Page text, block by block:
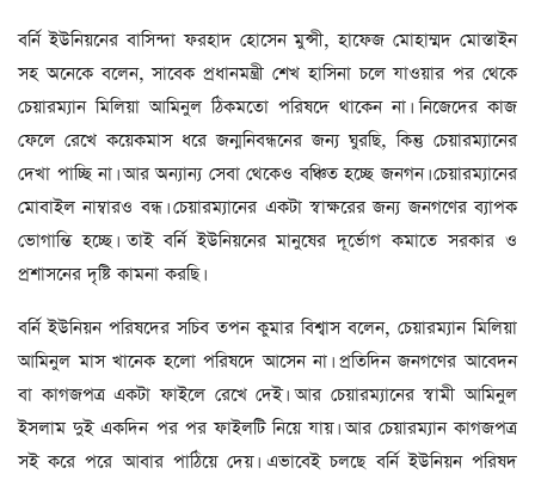
বর্নি ইউনিয়নের বাসিন্দা ফরহাদ হোসেন মুন্সী, হাফেজ মোহাম্মদ মোস্তাইন
সহ অনেকে বলেন, সাবেক প্রধানমন্ত্রী শেখ হাসিনা চলে যাওয়ার পর থেকে
চেয়ারম্যান মিলিয়া আমিনুল ঠিকমতো পরিষদে থাকেন না। নিজেদের কাজ
ফেলে রেখে কয়েকমাস ধরে জন্মনিবন্ধনের জন্য ঘুরছি, কিন্তু চেয়ারম্যানের
দেখা পাচ্ছি না। আর অন্যান্য সেবা থেকেও বঞ্চিত হচ্ছে জনগন। চেয়ারম্যানের
মোবাইল নাম্বারও বন্ধ। চেয়ারম্যানের একটা স্বাক্ষরের জন্য জনগণের ব্যাপক
ভোগান্তি হচ্ছে। তাই বর্নি ইউনিয়নের মানুষের দূর্ভোগ কমাতে সরকার ও
প্রশাসনের দৃষ্টি কামনা করছি।
বর্নি ইউনিয়ন পরিষদের সচিব তপন কুমার বিশ্বাস বলেন, চেয়ারম্যান মিলিয়া
আমিনুল মাস খানেক হলো পরিষদে আসেন না। প্রতিদিন জনগণের আবেদন
বা কাগজপত্র একটা ফাইলে রেখে দেই। আর চেয়ারম্যানের স্বামী আমিনুল
ইসলাম দুই একদিন পর পর ফাইলটি নিয়ে যায়। আর চেয়ারম্যান কাগজপত্র
সই করে পরে আবার পাঠিয়ে দেয়। এভাবেই চলছে বর্নি ইউনিয়ন পরিষদ